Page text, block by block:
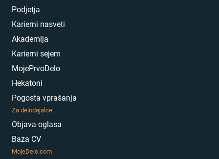
Podjetja
Karierni nasveti
Akademija
Karierni sejem
MojePrvoDelo
Hekatoni
Pogosta vprašanja
Za delodajalce
Objava oglasa
Baza CV
MojeDelo.com